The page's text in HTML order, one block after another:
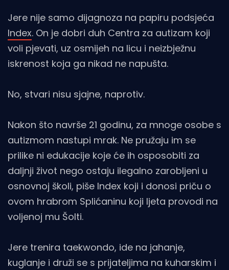
Jere nije samo dijagnoza na papiru podsjeća
Index. On je dobri duh Centra za autizam koji
voli pjevati, uz osmijeh na licu i neizbježnu
iskrenost koja ga nikad ne napušta.
No, stvari nisu sjajne, naprotiv.
Nakon što navrše 21 godinu, za mnoge osobe s
autizmom nastupi mrak. Ne pružaju im se
prilike ni edukacije koje će ih osposobiti za
daljnji život nego ostaju ilegalno zarobljeni u
osnovnoj školi, piše Index koji i donosi priču o
ovom hrabrom Splićaninu koji ljeta provodi na
voljenoj mu Šolti.
Jere trenira taekwondo, ide na jahanje,
kuglanje i druži se s prijateljima na kuharskim i